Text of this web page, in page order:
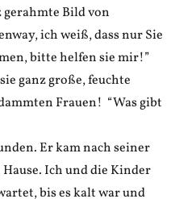
gerahmte Bild von
ich weiß, dass nur Sie
bitte helfen sie mir!”
ganz große, feuchte
Frauen! “Was gibt
Er kam nach seiner
Ich und die Kinder
bis es kalt war und